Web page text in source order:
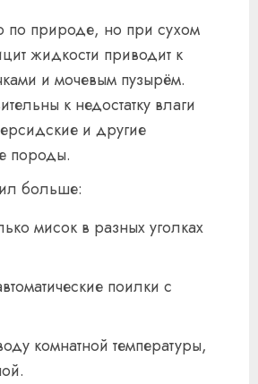
по природе, но при сухом
жидкости приводит к
и мочевым пузырём.
к недостатку влаги
и другие
породы.
больше:
мисок в разных уголках
поилки с
комнатной температуры,